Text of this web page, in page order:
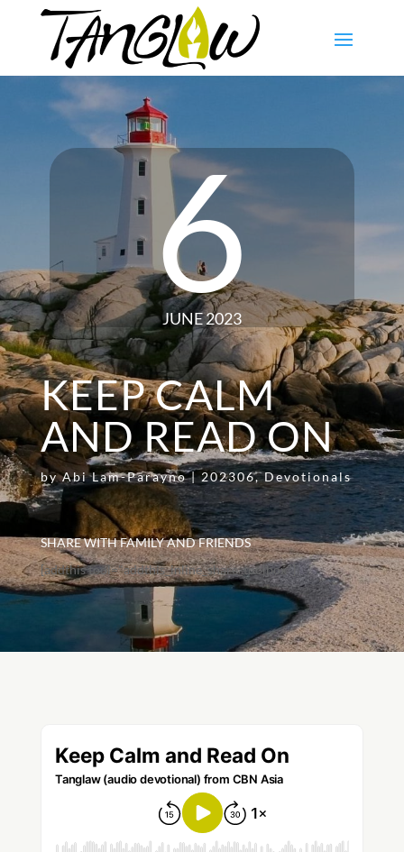
6
JUNE 2023
KEEP CALM
AND READ ON
byAbi Lam-Parayno|202306,Devotionals
SHARE WITH FAMILY AND FRIENDS
[addthis tool="addthis_inline_share_toolbox"]